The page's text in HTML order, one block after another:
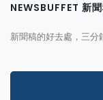
NEWSBUFFET 新
新聞稿的好去處，三分